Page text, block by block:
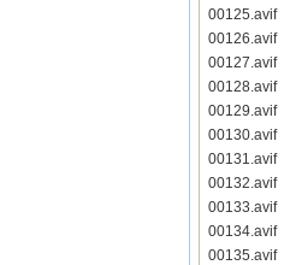
00125.avif
00126.avif
00127.avif
00128.avif
00129.avif
00130.avif
00131.avif
00132.avif
00133.avif
00134.avif
00135.avif